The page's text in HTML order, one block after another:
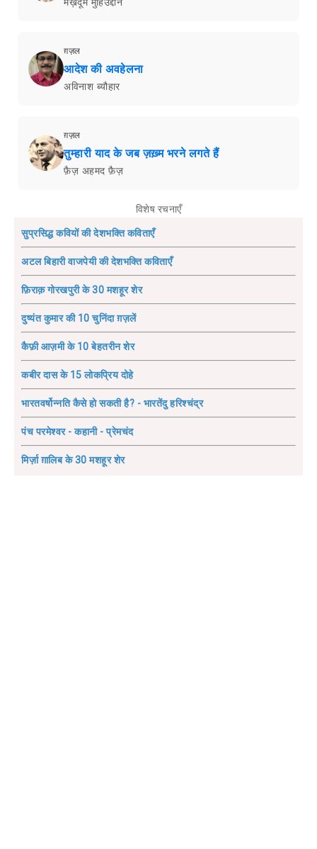
ग़ज़ल
आदेश की अवहेलना
अविनाश ब्यौहार
ग़ज़ल
तुम्हारी याद के जब ज़ख़्म भरने लगते हैं
फ़ैज़ अहमद फ़ैज़
विशेष रचनाएँ
सुप्रसिद्ध कवियों की देशभक्ति कविताएँ
अटल बिहारी वाजपेयी की देशभक्ति कविताएँ
फ़िराक़ गोरखपुरी के 30 मशहूर शेर
दुष्यंत कुमार की 10 चुनिंदा ग़ज़लें
कैफ़ी आज़मी के 10 बेहतरीन शेर
कबीर दास के 15 लोकप्रिय दोहे
भारतवर्षोन्नति कैसे हो सकती है? - भारतेंदु हरिश्चंद्र
पंच परमेश्वर - कहानी - प्रेमचंद
मिर्ज़ा ग़ालिब के 30 मशहूर शेर